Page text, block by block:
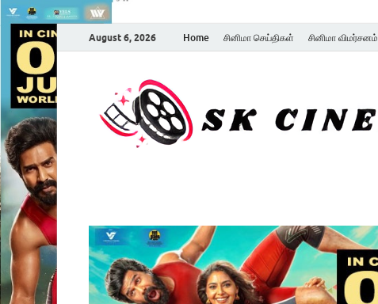
August 6, 2026 Home சினிமா செய்திகள் சினிமா விமர்சனம்